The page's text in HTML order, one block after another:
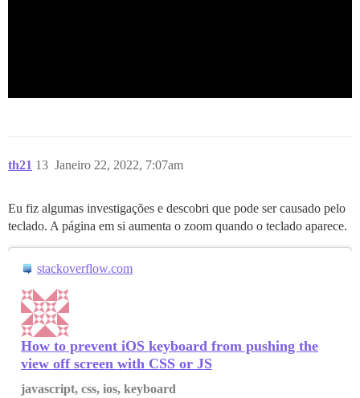
th21 Janeiro 22, 2022, 7:07am
13
Eu fiz algumas investigações e descobri que pode ser causado pelo
teclado. A página em si aumenta o zoom quando o teclado aparece.
stackoverflow.com
How to prevent iOS keyboard from pushing the
view off screen with CSS or JS
javascript, css, ios, keyboard